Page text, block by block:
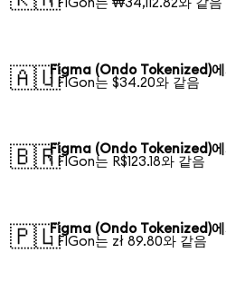
1 FIGon는 ₩34,112.82와 같음
🇦🇺Figma (Ondo Tokenized)에
1 FIGon는 $34.20와 같음
🇧🇷Figma (Ondo Tokenized)에
1 FIGon는 R$123.18와 같음
🇵🇱Figma (Ondo Tokenized)에
1 FIGon는 zł 89.80와 같음